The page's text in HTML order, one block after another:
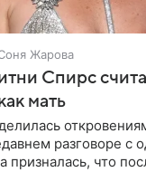
Жарова
Спирс
мать
разговоре с
призналась, что